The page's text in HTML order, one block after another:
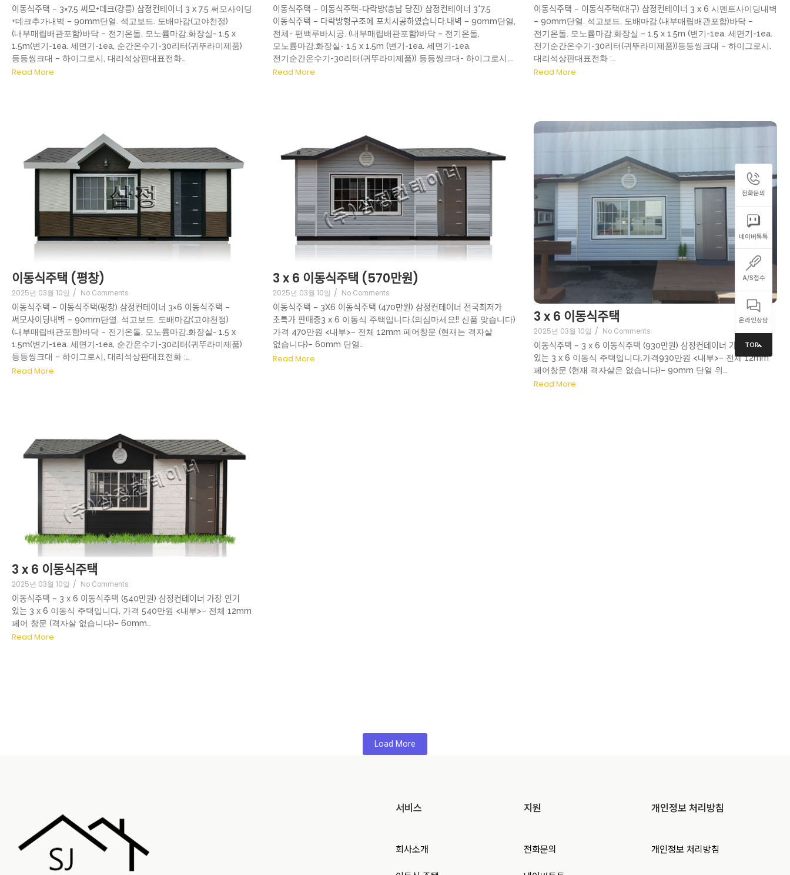
이동식주택 – 3×7.5 써모+데크(강릉) 삼정컨테이너 3 x 7.5 써모사이딩
+데크추가내벽 – 90mm단열. 석고보드. 도배마감(고야천정)
(내부매립배관포함)바닥 – 전기온돌, 모노륨마감.화장실- 1.5 x
1.5m(변기-1ea. 세면기-1ea, 순간온수기-30리터(귀뚜라미제품)
등등씽크대 – 하이그로시, 대리석상판대표전화…
Read More
이동식주택 – 이동식주택-다락방(충남 당진) 삼정컨테이너 3*7.5
이동식주택 – 다락방형구조에 포치시공하였습니다.내벽 – 90mm단열,
전체- 편백루바시공. (내부매립배관포함)바닥 – 전기온돌,
모노륨마감.화장실- 1.5 x 1.5m (변기-1ea. 세면기-1ea.
전기순간온수기-30리터(귀뚜라미제품)) 등등씽크대- 하이그로시,…
Read More
이동식주택 – 이동식주택(대구) 삼정컨테이너 3 x 6 시멘트사이딩내벽
– 90mm단열. 석고보드, 도배마감.(내부매립배관포함)바닥 –
전기온돌. 모노륨마감.화장실 – 1.5 x 1.5m (변기-1ea. 세면기-1ea.
전기순간온수기-30리터(귀뚜라미제품))등등씽크대 – 하이그로시.
대리석상판대표전화 :…
Read More
이동식주택 (평창)
2025년 03월 10일 / No Comments
이동식주택 – 이동식주택(평창) 삼정컨테이너 3×6 이동식주택 –
써모사이딩내벽 – 90mm단열. 석고보드. 도배마감(고야천정)
(내부매립배관포함)바닥 – 전기온돌, 모노륨마감.화장실- 1.5 x
1.5m(변기-1ea. 세면기-1ea, 순간온수기-30리터(귀뚜라미제품)
등등씽크대 – 하이그로시, 대리석상판대표전화 :…
Read More
3 x 6 이동식주택 (570만원)
2025년 03월 10일 / No Comments
이동식주택 – 3X6 이동식주택 (470만원) 삼정컨테이너 전국최저가
초특가 판매중3 x 6 이동식 주택입니다.(의심마세요!! 신품 맞습니다)
가격 470만원 <내부>– 전체 12mm 페어창문 (현재는 격자살
없습니다)– 60mm 단열…
Read More
3 x 6 이동식주택
2025년 03월 10일 / No Comments
이동식주택 – 3 x 6 이동식주택 (930만원) 삼정컨테이너 가장 인기
있는 3 x 6 이동식 주택입니다.가격930만원 <내부>– 전체 12mm
페어창문 (현재 격자살은 없습니다)– 90mm 단열 위…
Read More
3 x 6 이동식주택
2025년 03월 10일 / No Comments
이동식주택 – 3 x 6 이동식주택 (540만원) 삼정컨테이너 가장 인기
있는 3 x 6 이동식 주택입니다. 가격 540만원 <내부>– 전체 12mm
페어 창문 (격자살 없습니다)– 60mm…
Read More
Load More
서비스
회사소개
지원
전화문의
개인정보 처리방침
개인정보 처리방침
전화문의
네이버톡톡
A/S접수
온라인상담
TOP